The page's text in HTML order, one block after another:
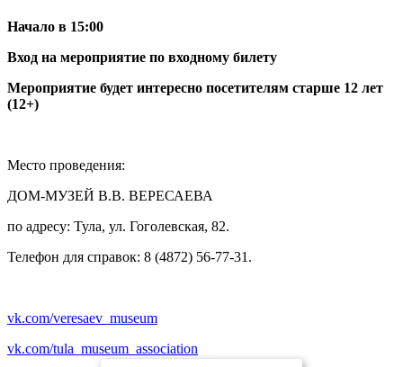
Начало в 15:00
Вход на мероприятие по входному билету
Мероприятие будет интересно посетителям старше 12 лет
(12+)
Место проведения:
ДОМ-МУЗЕЙ В.В. ВЕРЕСАЕВА
по адресу: Тула, ул. Гоголевская, 82.
Телефон для справок: 8 (4872) 56-77-31.
vk.com/veresaev_museum
vk.com/tula_museum_association